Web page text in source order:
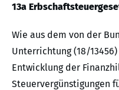
13a
Wie aus dem von der
Unterrichtung (18/
Entwicklung der
Steuervergünstigungen